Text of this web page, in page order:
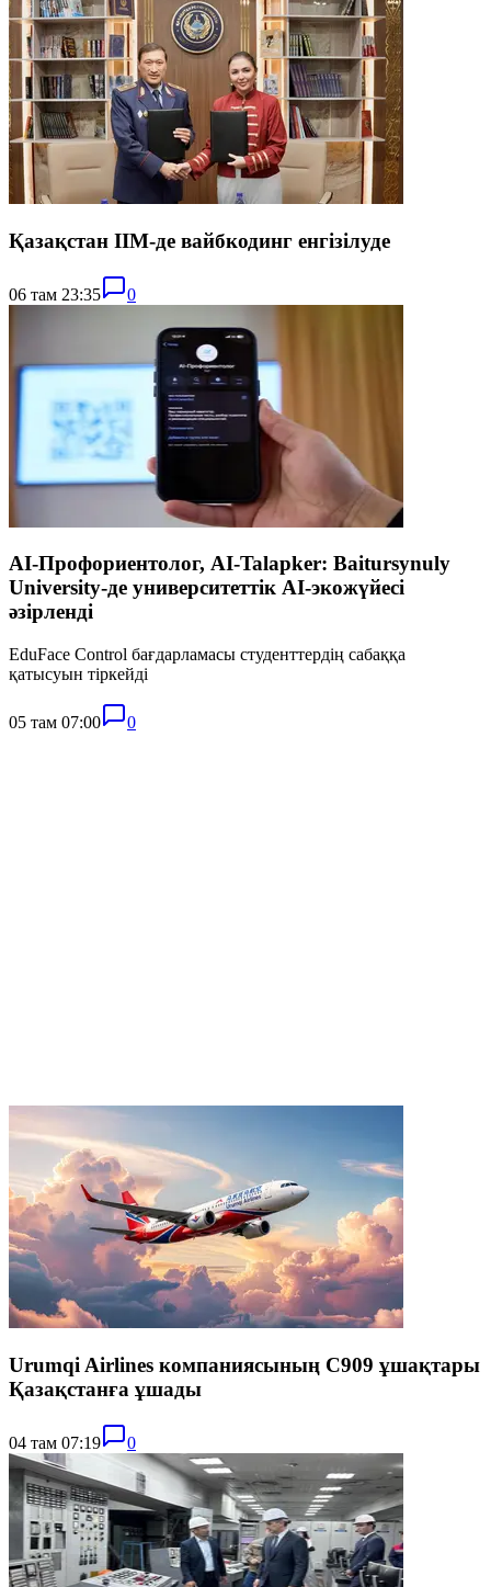
Қазақстан ІІМ-де вайбкодинг енгізілуде
06 там 23:35 0
AI-Профориентолог, AI-Talapker: Baitursynuly
University-де университеттік AI-экожүйесі
әзірленді
EduFace Control бағдарламасы студенттердің сабаққа
қатысуын тіркейді
05 там 07:00 0
Urumqi Airlines компаниясының C909 ұшақтары
Қазақстанға ұшады
04 там 07:19 0